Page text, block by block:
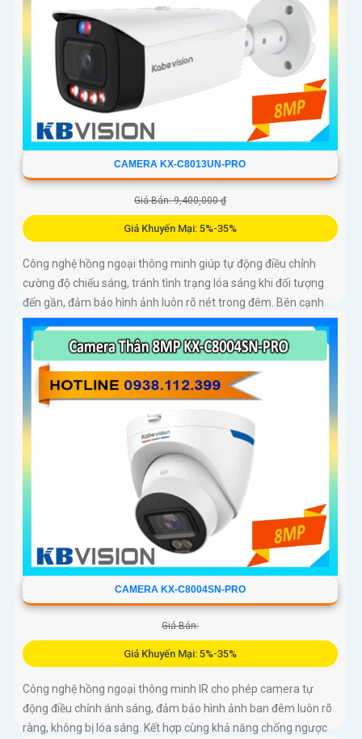
CAMERA KX-C8013UN-PRO
Giá Bán: 9,400,000 ₫
Giá Khuyến Mại: 5%-35%
Công nghệ hồng ngoại thông minh giúp tự động điều chỉnh
cường độ chiếu sáng, tránh tình trạng lóa sáng khi đối tượng
đến gần, đảm bảo hình ảnh luôn rõ nét trong đêm. Bên cạnh
đó, công nghệ giảm nhiễu 3DNR và chống ngược sáng DWDR
giúp camera tái tạo màu sắc chính xác và rõ ràng trong mọi
điều kiện ánh sáng phức tạp như ngược sáng mạnh hay thiếu
CAMERA KX-C8004SN-PRO
Giá Bán:
Giá Khuyến Mại: 5%-35%
Công nghệ hồng ngoại thông minh IR cho phép camera tự
động điều chỉnh ánh sáng, đảm bảo hình ảnh ban đêm luôn rõ
ràng, không bị lóa sáng. Kết hợp cùng khả năng chống ngược